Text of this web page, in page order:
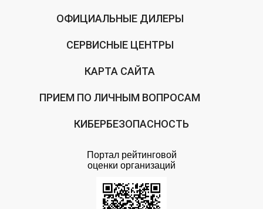
ОФИЦИАЛЬНЫЕ ДИЛЕРЫ
СЕРВИСНЫЕ ЦЕНТРЫ
КАРТА САЙТА
ПРИЕМ ПО ЛИЧНЫМ ВОПРОСАМ
КИБЕРБЕЗОПАСНОСТЬ
Портал рейтинговой
оценки организаций